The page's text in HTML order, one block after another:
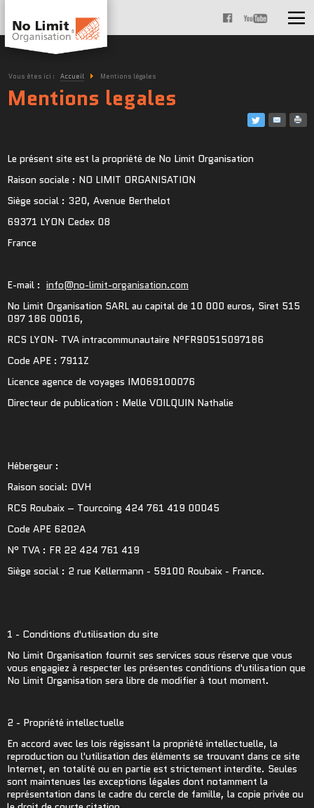
Vous êtes ici : Accueil Mentions légales
Mentions legales
Le présent site est la propriété de No Limit Organisation
Raison sociale : NO LIMIT ORGANISATION
Siège social : 320, Avenue Berthelot
69371 LYON Cedex 08
France
E-mail : info@no-limit-organisation.com
No Limit Organisation SARL au capital de 10 000 euros, Siret 515
097 186 00016,
RCS LYON- TVA intracommunautaire N°FR90515097186
Code APE : 7911Z
Licence agence de voyages IM069100076
Directeur de publication : Melle VOILQUIN Nathalie
Hébergeur :
Raison social: OVH
RCS Roubaix – Tourcoing 424 761 419 00045
Code APE 6202A
N° TVA : FR 22 424 761 419
Siège social : 2 rue Kellermann - 59100 Roubaix - France.
1 - Conditions d'utilisation du site
No Limit Organisation fournit ses services sous réserve que vous
vous engagiez à respecter les présentes conditions d'utilisation que
No Limit Organisation sera libre de modifier à tout moment.
2 - Propriété intellectuelle
En accord avec les lois régissant la propriété intellectuelle, la
reproduction ou l'utilisation des éléments se trouvant dans ce site
Internet, en totalité ou en partie est strictement interdite. Seules
sont maintenues les exceptions légales dont notamment la
représentation dans le cadre du cercle de famille, la copie privée ou